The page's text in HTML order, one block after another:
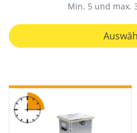
Min. 5 und max.